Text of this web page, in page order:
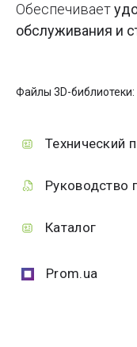
Обеспечивает
обслуживания и
Файлы 3D-библиотеки:
Технический
Руководство
Каталог
Prom.ua